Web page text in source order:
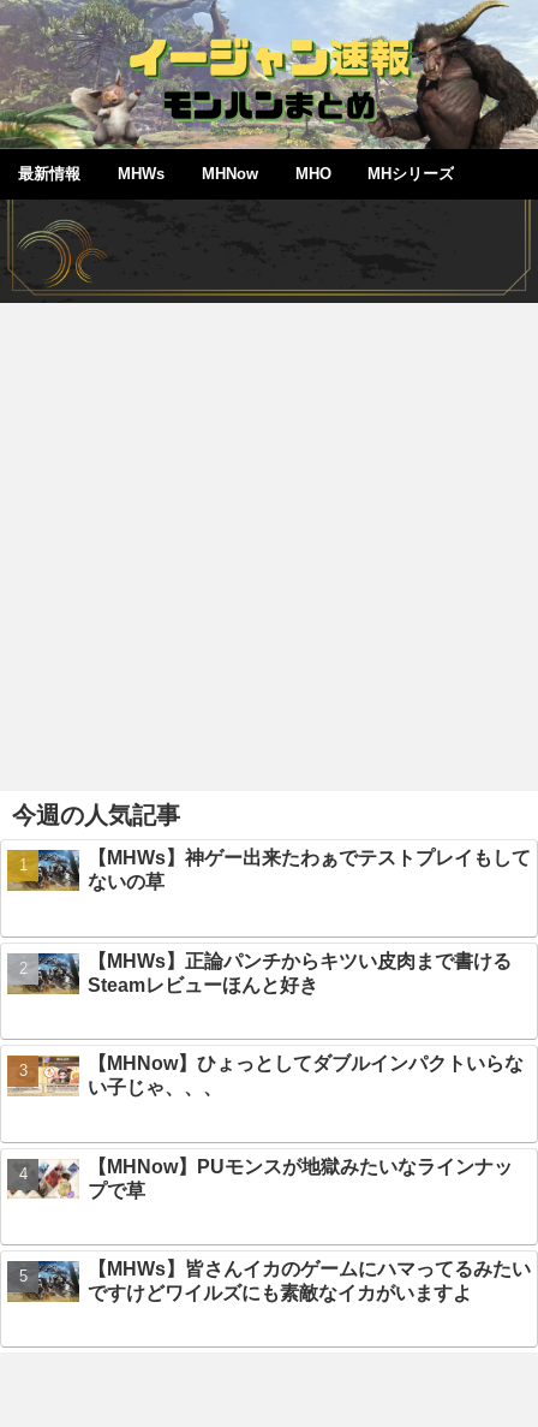
最新情報 MHWs MHNow MHO MHシリーズ
今週の人気記事
【MHWs】神ゲー出来たわぁでテストプレイもして
ないの草
【MHWs】正論パンチからキツい皮肉まで書ける
Steamレビューほんと好き
【MHNow】ひょっとしてダブルインパクトいらな
い子じゃ、、、
【MHNow】PUモンスが地獄みたいなラインナッ
プで草
【MHWs】皆さんイカのゲームにハマってるみたい
ですけどワイルズにも素敵なイカがいますよ